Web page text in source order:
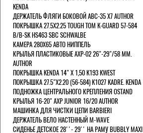
KENDA
ДЕРЖАТЕЛЬ ФЛЯГИ БОКОВОЙ ABC-35 X7 AUTHOR
ПОКРЫШКА 27.5X2.25 TOUGH TOM K-GUARD 57-584
B/B-SK HS463 SBC SCHWALBE
КАМЕРА 280Х65 АВТО НИППЕЛЬ
КРЫЛЬЯ ПЛАСТИКОВЫЕ AXP-02 26"-29"/58 ММ.
AUTHOR
ПОКРЫШКА KENDA 14" Х 1,50 K193 KWEST
ПОКРЫШКА 27.5"Х2.20 (56-584) K1027 KADRE. KENDA
ПОДНОЖКА ЦЕНТРАЛЬНОГО КРЕПЛЕНИЯ OSTAND
КРЫЛЬЯ 16-20" AXP JUNIOR 16/20 AUTHOR
МАШИНКА ДЛЯ ЧИСТКИ ЦЕПИ BARBIERI
ДЕРЖАТЕЛЬ ВЕЛО НАСТЕННЫЙ M-WAVE
СИДЕНЬЕ ДЕТСКОЕ 28''- 29'' НА РАМУ BUBBLY MAXI